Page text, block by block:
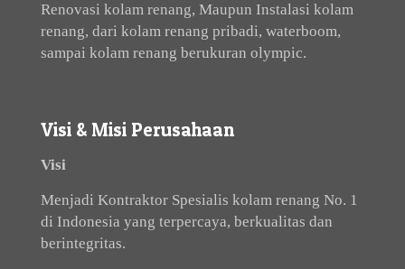
Renovasi kolam renang, Maupun Instalasi kolam
renang, dari kolam renang pribadi, waterboom,
sampai kolam renang berukuran olympic.
Visi & Misi Perusahaan
Visi
Menjadi Kontraktor Spesialis kolam renang No. 1
di Indonesia yang terpercaya, berkualitas dan
berintegritas.